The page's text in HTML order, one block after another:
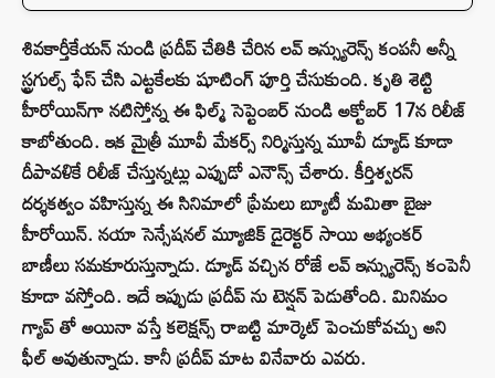
శివకార్తీకేయన్ నుండి ప్రదీప్ చేతికి చేరిన లవ్ ఇన్స్యురెన్స్ కంపనీ అన్నీ
స్ట్రగుల్స్ ఫేస్ చేసి ఎట్టకేలకు షూటింగ్ పూర్తి చేసుకుంది. కృతి శెట్టి
హీరోయిన్‌గా నటిస్తోన్న ఈ ఫిల్మ్ సెప్టెంబర్ నుండి అక్టోబర్ 17న రిలీజ్
కాబోతుంది. ఇక మైత్రీ మూవీ మేకర్స్ నిర్మిస్తున్న మూవీ డ్యూడ్ కూడా
దీపావళికే రిలీజ్ చేస్తున్నట్లు ఎప్పుడో ఎనౌన్స్ చేశారు. కీర్తిశ్వరన్
దర్శకత్వం వహిస్తున్న ఈ సినిమాలో ప్రేమలు బ్యూటీ మమితా బైజు
హీరోయిన్. నయా సెన్సేషనల్ మ్యూజిక్ డైరెక్టర్ సాయి అభ్యంకర్
బాణీలు సమకూరుస్తున్నాడు. డ్యూడ్ వచ్చిన రోజే లవ్ ఇన్స్యురెన్స్ కంపెనీ
కూడా వస్తోంది. ఇదే ఇప్పుడు ప్రదీప్ ను టెన్షన్ పెడుతోంది. మినిమం
గ్యాప్ తో అయినా వస్తే కలెక్షన్స్ రాబట్టి మార్కెట్ పెంచుకోవచ్చు అని
ఫీల్ అవుతున్నాడు. కానీ ప్రదీప్ మాట వినేవారు ఎవరు.